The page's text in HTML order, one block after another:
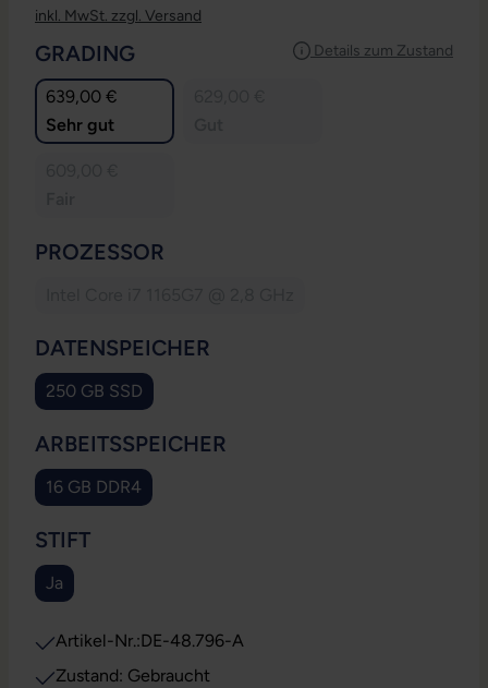
inkl. MwSt. zzgl. Versand
Details zum Zustand
GRADING
639,00 €
Sehr gut
PROZESSOR
DATENSPEICHER
250 GB SSD
(Diese Option ist zurzeit nicht verfügbar.)
ARBEITSSPEICHER
16 GB DDR4
(Diese Option ist zurzeit nicht verfügbar.)
STIFTAUSWÄHLEN
Ja
(Diese Option ist zurzeit nicht verfügbar.)
Artikel-Nr.:DE-48.796-A
Zustand: Gebraucht